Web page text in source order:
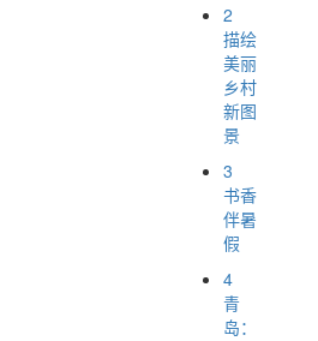
2
描绘
美丽
乡村
新图
景
3
书香
伴暑
假
4
青
岛：